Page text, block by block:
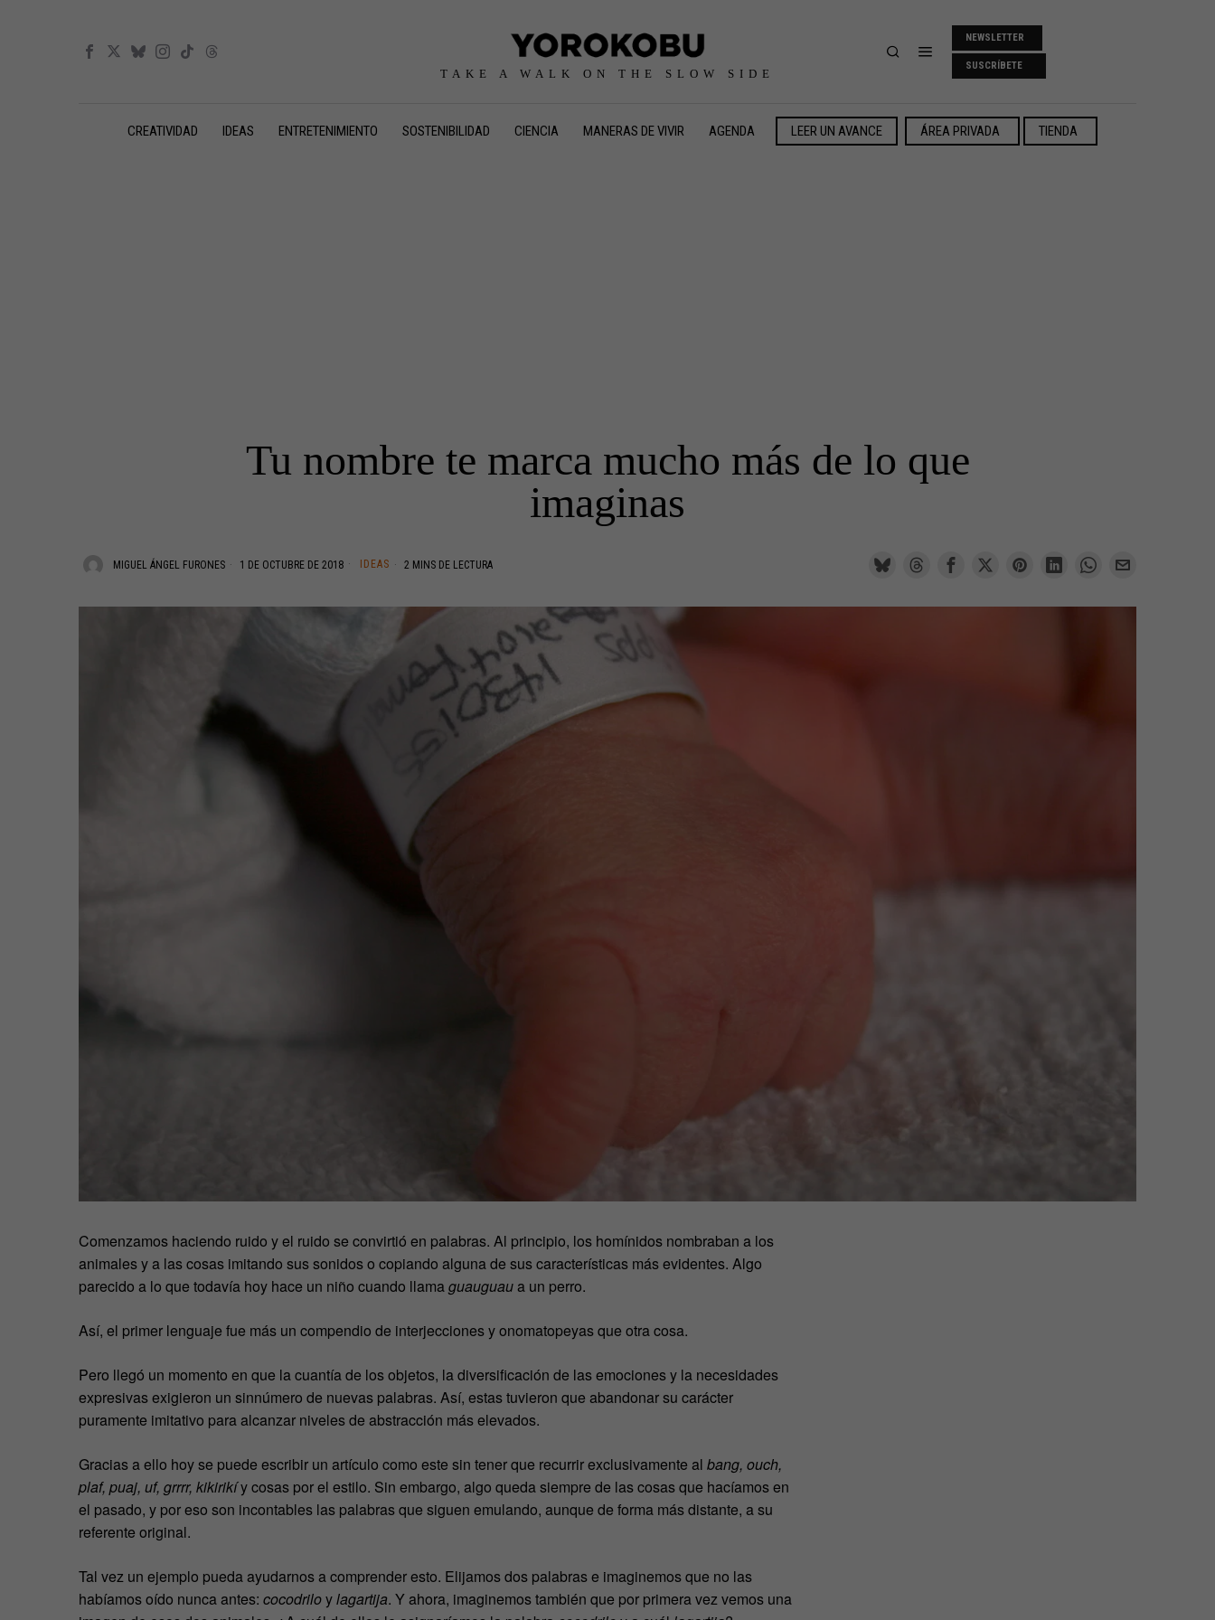
TAKE A WALK ON THE SLOW SIDE
NEWSLETTER
SUSCRÍBETE
CREATIVIDAD IDEAS ENTRETENIMIENTO SOSTENIBILIDAD CIENCIA MANERAS DE VIVIR AGENDA LEER UN AVANCE ÁREA PRIVADA TIENDA
Tu nombre te marca mucho más de lo que
imaginas
MIGUEL ÁNGEL FURONES 1 DE OCTUBRE DE 2018 IDEAS 2 MINS DE LECTURA
Comenzamos haciendo ruido y el ruido se convirtió en palabras. Al principio, los homínidos nombraban a los
animales y a las cosas imitando sus sonidos o copiando alguna de sus características más evidentes. Algo
parecido a lo que todavía hoy hace un niño cuando llamaguauguaua un perro.
Así, el primer lenguaje fue más un compendio de interjecciones y onomatopeyas que otra cosa.
Pero llegó un momento en que la cuantía de los objetos, la diversificación de las emociones y la necesidades
expresivas exigieron un sinnúmero de nuevas palabras. Así, estas tuvieron que abandonar su carácter
puramente imitativo para alcanzar niveles de abstracción más elevados.
Gracias a ello hoy se puede escribir un artículo como este sin tener que recurrir exclusivamente al bang, ouch,
plaf, puaj, uf, grrrr, kikirikíy cosas por el estilo. Sin embargo, algo queda siempre de las cosas que hacíamos en
el pasado, y por eso son incontables las palabras que siguen emulando, aunque de forma más distante, a su
referente original.
Tal vez un ejemplo pueda ayudarnos a comprender esto. Elijamos dos palabras e imaginemos que no las
habíamos oído nunca antes: cocodriloylagartija. Y ahora, imaginemos también que por primera vez vemos una